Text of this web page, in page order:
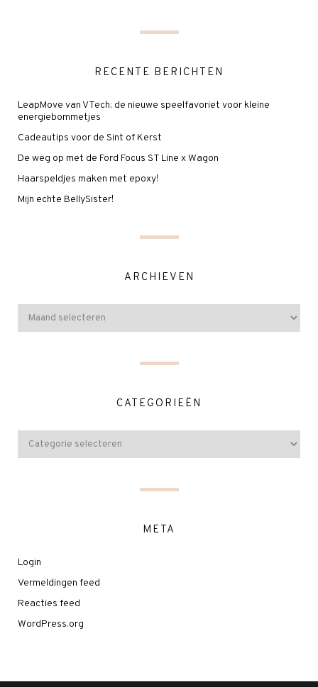
RECENTE BERICHTEN
LeapMove van VTech: de nieuwe speelfavoriet voor kleine
energiebommetjes
Cadeautips voor de Sint of Kerst
De weg op met de Ford Focus ST Line x Wagon
Haarspeldjes maken met epoxy!
Mijn echte BellySister!
ARCHIEVEN
CATEGORIEËN
META
Login
Vermeldingen feed
Reacties feed
WordPress.org